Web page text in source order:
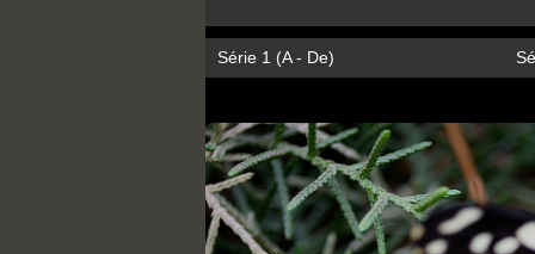
Série 1 (A - De)